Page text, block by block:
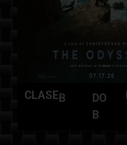
CLASEB
DO
B